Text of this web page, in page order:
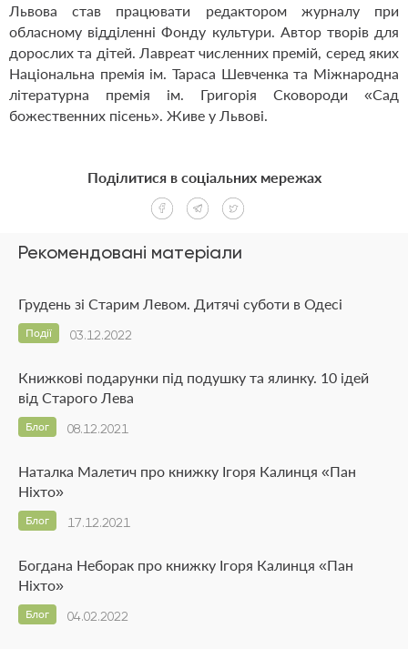
Львова став працювати редактором журналу при
обласному відділенні Фонду культури. Автор творів для
дорослих та дітей. Лавреат численних премій, серед яких
Національна премія ім. Тараса Шевченка та Міжнародна
літературна премія ім. Григорія Сковороди «Сад
божественних пісень». Живе у Львові.
Рекомендовані матеріали
Грудень зі Старим Левом. Дитячі суботи в Одесі
03.12.2022
Події
Книжкові подарунки під подушку та ялинку. 10 ідей
від Старого Лева
08.12.2021
Блог
Наталка Малетич про книжку Ігоря Калинця «Пан
Ніхто»
17.12.2021
Блог
Богдана Неборак про книжку Ігоря Калинця «Пан
Ніхто»
04.02.2022
Блог
Поділитися в соціальних мережах